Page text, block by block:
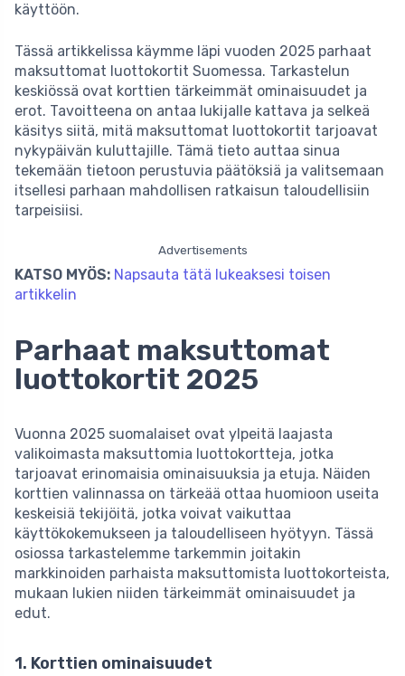
käyttöön.
Tässä artikkelissa käymme läpi vuoden 2025 parhaat
maksuttomat luottokortit Suomessa. Tarkastelun
keskiössä ovat korttien tärkeimmät ominaisuudet ja
erot. Tavoitteena on antaa lukijalle kattava ja selkeä
käsitys siitä, mitä maksuttomat luottokortit tarjoavat
nykypäivän kuluttajille. Tämä tieto auttaa sinua
tekemään tietoon perustuvia päätöksiä ja valitsemaan
itsellesi parhaan mahdollisen ratkaisun taloudellisiin
tarpeisiisi.
Advertisements
KATSO MYÖS: Napsauta tätä lukeaksesi toisen
artikkelin
Parhaat maksuttomat
luottokortit 2025
Vuonna 2025 suomalaiset ovat ylpeitä laajasta
valikoimasta maksuttomia luottokortteja, jotka
tarjoavat erinomaisia ominaisuuksia ja etuja. Näiden
korttien valinnassa on tärkeää ottaa huomioon useita
keskeisiä tekijöitä, jotka voivat vaikuttaa
käyttökokemukseen ja taloudelliseen hyötyyn. Tässä
osiossa tarkastelemme tarkemmin joitakin
markkinoiden parhaista maksuttomista luottokorteista,
mukaan lukien niiden tärkeimmät ominaisuudet ja
edut.
1. Korttien ominaisuudet